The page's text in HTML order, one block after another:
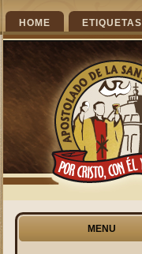
HOME ETIQUETAS
MENU